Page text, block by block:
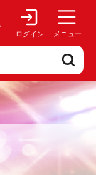
ログイン メニュー